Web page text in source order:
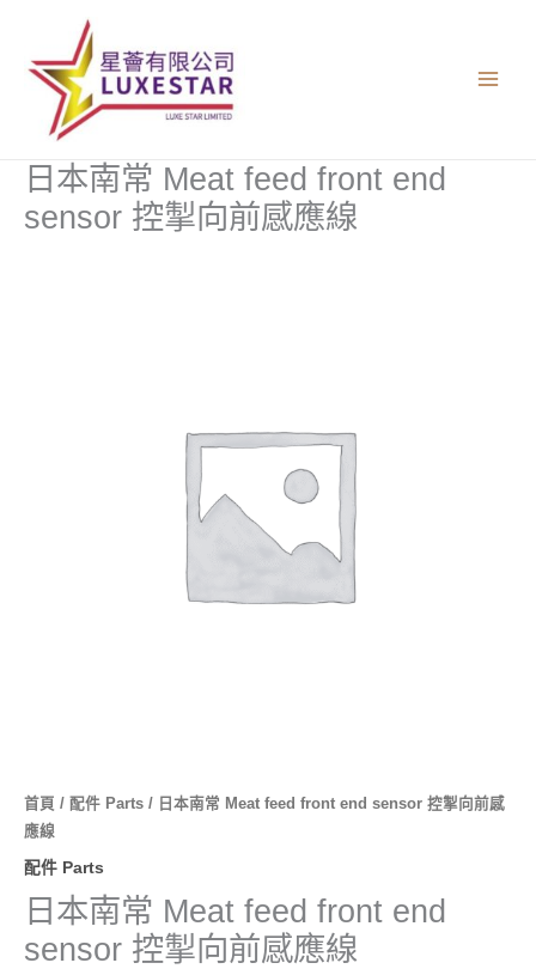
日本南常 Meat feed front end
sensor 控掣向前感應線
首頁 / 配件 Parts / 日本南常 Meat feed front end sensor 控掣向前感
應線
配件 Parts
日本南常 Meat feed front end
sensor 控掣向前感應線